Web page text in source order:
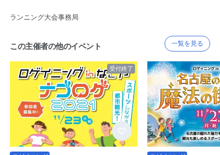
ランニング大会事務局
この主催者の他のイベント 一覧を見る
受付終了